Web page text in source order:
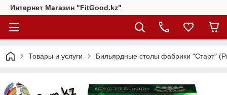
Интернет Магазин "FitGood.kz"
Товары и услуги Бильярдные столы фабрики "Cтарт"